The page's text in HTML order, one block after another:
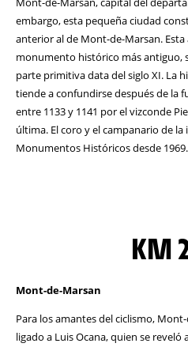
embargo, esta pequeña ciudad
anterior al de Mont-de-Marsan.
monumento histórico más antiguo,
parte primitiva data del siglo XI. La
tiende a confundirse después de la
entre 1133 y 1141 por el vizconde
última. El coro y el campanario de
Monumentos Históricos desde 1969.
KM
Mont-de-Marsan
Para los amantes del ciclismo,
ligado a Luis Ocana, quien se reveló